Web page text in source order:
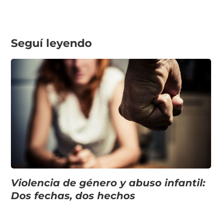
Seguí leyendo
Violencia de género y abuso infantil:
Dos fechas, dos hechos